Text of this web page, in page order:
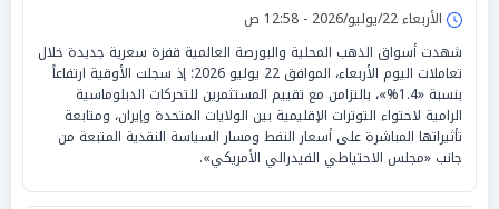
الأربعاء 22/يوليو/2026 - 12:58 ص
شهدت أسواق الذهب المحلية والبورصة العالمية قفزة سعرية جديدة خلال
تعاملات اليوم الأربعاء، الموافق 22 يوليو 2026؛ إذ سجلت الأوقية ارتفاعاً
بنسبة «1.4%»، بالتزامن مع تقييم المستثمرين للتحركات الدبلوماسية
الرامية لاحتواء التوترات الإقليمية بين الولايات المتحدة وإيران، ومتابعة
تأثيراتها المباشرة على أسعار النفط ومسار السياسة النقدية المتبعة من
جانب «مجلس الاحتياطي الفيدرالي الأمريكي».